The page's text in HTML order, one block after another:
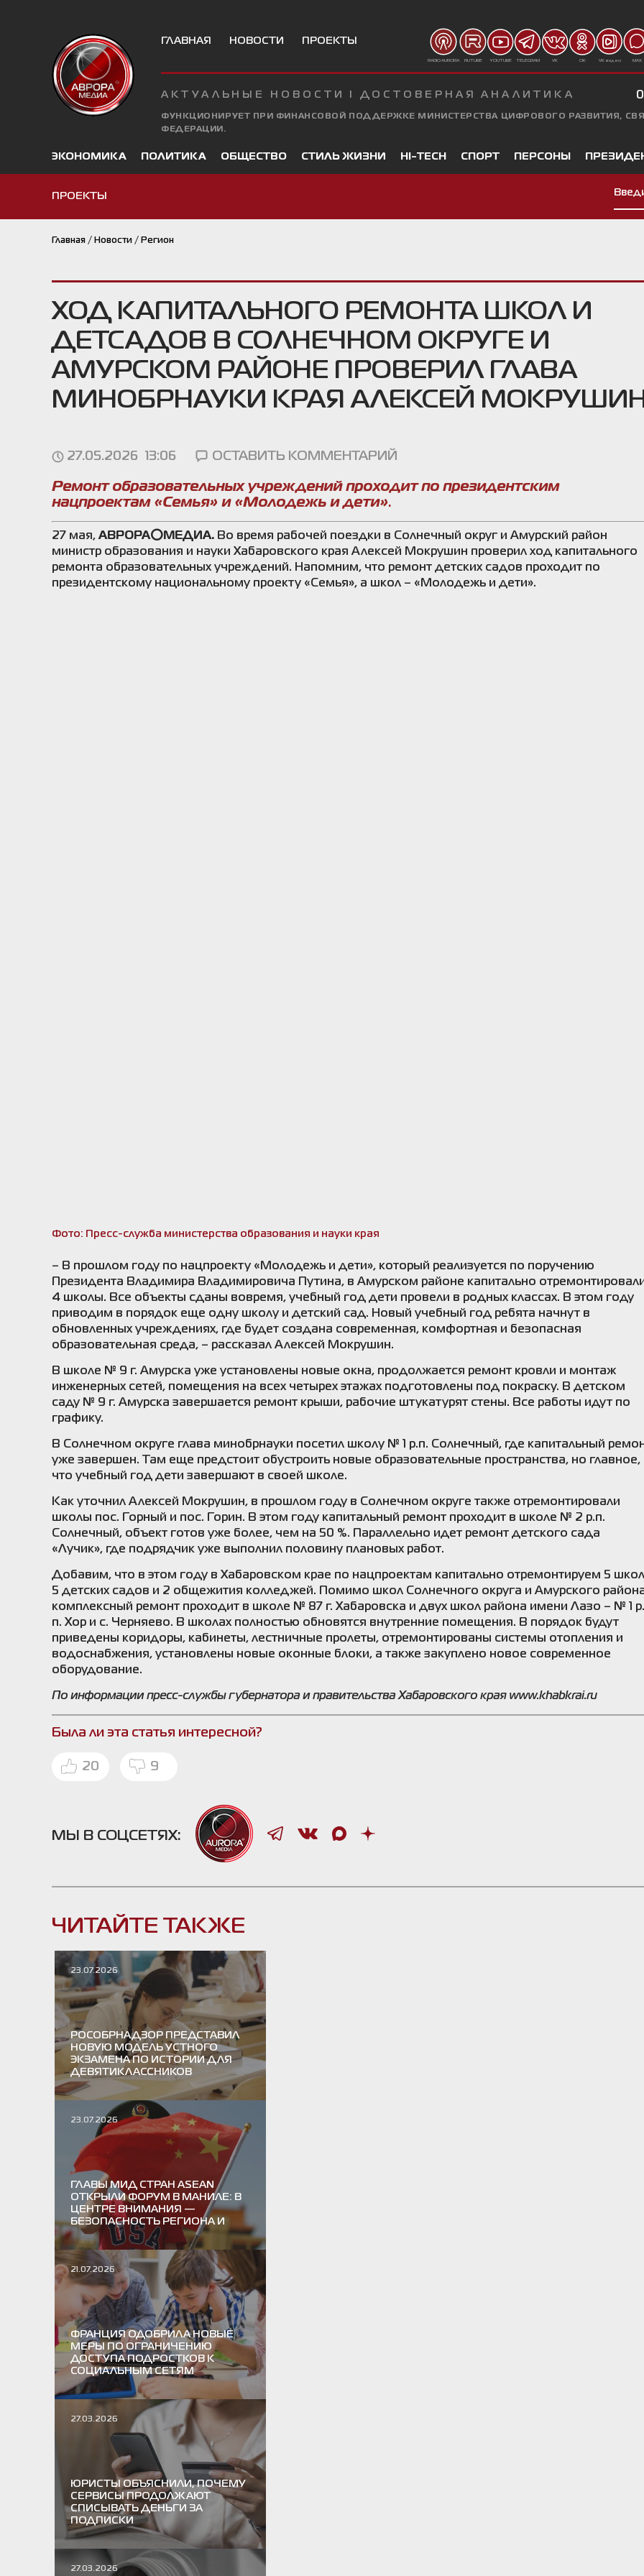
ГЛАВНАЯ НОВОСТИ ПРОЕКТЫ
RADIO AURORA RUTUBE YOUTUBE TELEGRAM VK OK VK видео MAX
АКТУАЛЬНЫЕ НОВОСТИ I ДОСТОВЕРНАЯ АНАЛИТИКА
ФУНКЦИОНИРУЕТ ПРИ ФИНАНСОВОЙ ПОДДЕРЖКЕ МИНИСТЕРСТВА ЦИФРОВОГО РАЗВИТИЯ,
ФЕДЕРАЦИИ.
ЭКОНОМИКА ПОЛИТИКА ОБЩЕСТВО СТИЛЬ ЖИЗНИ HI-TECH СПОРТ ПЕРСОНЫ
ПРОЕКТЫ
Главная / Новости / Регион
ХОД КАПИТАЛЬНОГО РЕМОНТА ШКОЛ И
ДЕТСАДОВ В СОЛНЕЧНОМ ОКРУГЕ И
АМУРСКОМ РАЙОНЕ ПРОВЕРИЛ ГЛАВА
МИНОБРНАУКИ КРАЯ АЛЕКСЕЙ
27.05.2026 13:06 ОСТАВИТЬ КОММЕНТАРИЙ
Ремонт образовательных учреждений проходит по президентским
нацпроектам «Семья» и «Молодежь и дети».
27 мая,АВРОРА⭕МЕДИА. Во время рабочей поездки в Солнечный округ и Амурский район
министр образования и науки Хабаровского края Алексей Мокрушин проверил ход капитального
ремонта образовательных учреждений. Напомним, что ремонт детских садов проходит по
президентскому национальному проекту «Семья», а школ – «Молодежь и дети».
Фото: Пресс-служба министерства образования и науки края
– В прошлом году по нацпроекту «Молодежь и дети», который реализуется по поручению
Президента Владимира Владимировича Путина, в Амурском районе капитально
4 школы. Все объекты сданы вовремя, учебный год дети провели в родных классах. В этом году
приводим в порядок еще одну школу и детский сад. Новый учебный год ребята начнут в
обновленных учреждениях, где будет создана современная, комфортная и безопасная
образовательная среда, – рассказал Алексей Мокрушин.
В школе № 9 г. Амурска уже установлены новые окна, продолжается ремонт кровли и монтаж
инженерных сетей, помещения на всех четырех этажах подготовлены под покраску. В детском
саду № 9 г. Амурска завершается ремонт крыши, рабочие штукатурят стены. Все работы идут по
графику.
В Солнечном округе глава минобрнауки посетил школу № 1 р.п. Солнечный, где капитальный
уже завершен. Там еще предстоит обустроить новые образовательные пространства, но главное,
что учебный год дети завершают в своей школе.
Как уточнил Алексей Мокрушин, в прошлом году в Солнечном округе также отремонтировали
школы пос. Горный и пос. Горин. В этом году капитальный ремонт проходит в школе № 2 р.п.
Солнечный, объект готов уже более, чем на 50 %. Параллельно идет ремонт детского сада
«Лучик», где подрядчик уже выполнил половину плановых работ.
Добавим, что в этом году в Хабаровском крае по нацпроектам капитально отремонтируем 5
5 детских садов и 2 общежития колледжей. Помимо школ Солнечного округа и Амурского
комплексный ремонт проходит в школе № 87 г. Хабаровска и двух школ района имени Лазо – № 1 р.
п. Хор и с. Черняево. В школах полностью обновятся внутренние помещения. В порядок будут
приведены коридоры, кабинеты, лестничные пролеты, отремонтированы системы отопления и
водоснабжения, установлены новые оконные блоки, а также закуплено новое современное
оборудование.
По информации пресс-службы губернатора и правительства Хабаровского края www.khabkrai.ru
Была ли эта статья интересной?
20 9
МЫ В СОЦСЕТЯХ:
ЧИТАЙТЕ ТАКЖЕ
23.07.2026
РОСОБРНАДЗОР ПРЕДСТАВИЛ
НОВУЮ МОДЕЛЬ УСТНОГО
ЭКЗАМЕНА ПО ИСТОРИИ ДЛЯ
ДЕВЯТИКЛАССНИКОВ
23.07.2026
ГЛАВЫ МИД СТРАН ASEAN
ОТКРЫЛИ ФОРУМ В МАНИЛЕ: В
ЦЕНТРЕ ВНИМАНИЯ —
БЕЗОПАСНОСТЬ РЕГИОНА И
ОТНОШЕНИЯ США С КИТАЕМ
21.07.2026
ФРАНЦИЯ ОДОБРИЛА НОВЫЕ
МЕРЫ ПО ОГРАНИЧЕНИЮ
ДОСТУПА ПОДРОСТКОВ К
СОЦИАЛЬНЫМ СЕТЯМ
27.03.2026
ЮРИСТЫ ОБЪЯСНИЛИ, ПОЧЕМУ
СЕРВИСЫ ПРОДОЛЖАЮТ
СПИСЫВАТЬ ДЕНЬГИ ЗА
ПОДПИСКИ
27.03.2026